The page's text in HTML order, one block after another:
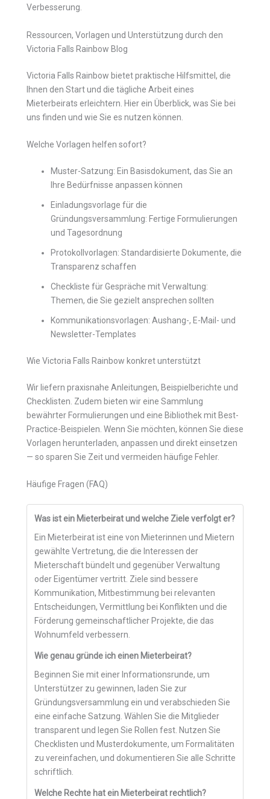
Verbesserung.
Ressourcen, Vorlagen und Unterstützung durch den
Victoria Falls Rainbow Blog
Victoria Falls Rainbow bietet praktische Hilfsmittel, die
Ihnen den Start und die tägliche Arbeit eines
Mieterbeirats erleichtern. Hier ein Überblick, was Sie bei
uns finden und wie Sie es nutzen können.
Welche Vorlagen helfen sofort?
Muster-Satzung: Ein Basisdokument, das Sie an
Ihre Bedürfnisse anpassen können
Einladungsvorlage für die
Gründungsversammlung: Fertige Formulierungen
und Tagesordnung
Protokollvorlagen: Standardisierte Dokumente, die
Transparenz schaffen
Checkliste für Gespräche mit Verwaltung:
Themen, die Sie gezielt ansprechen sollten
Kommunikationsvorlagen: Aushang-, E-Mail- und
Newsletter-Templates
Wie Victoria Falls Rainbow konkret unterstützt
Wir liefern praxisnahe Anleitungen, Beispielberichte und
Checklisten. Zudem bieten wir eine Sammlung
bewährter Formulierungen und eine Bibliothek mit Best-
Practice-Beispielen. Wenn Sie möchten, können Sie diese
Vorlagen herunterladen, anpassen und direkt einsetzen
— so sparen Sie Zeit und vermeiden häufige Fehler.
Häufige Fragen (FAQ)
Was ist ein Mieterbeirat und welche Ziele verfolgt er?
Ein Mieterbeirat ist eine von Mieterinnen und Mietern
gewählte Vertretung, die die Interessen der
Mieterschaft bündelt und gegenüber Verwaltung
oder Eigentümer vertritt. Ziele sind bessere
Kommunikation, Mitbestimmung bei relevanten
Entscheidungen, Vermittlung bei Konflikten und die
Förderung gemeinschaftlicher Projekte, die das
Wohnumfeld verbessern.
Wie genau gründe ich einen Mieterbeirat?
Beginnen Sie mit einer Informationsrunde, um
Unterstützer zu gewinnen, laden Sie zur
Gründungsversammlung ein und verabschieden Sie
eine einfache Satzung. Wählen Sie die Mitglieder
transparent und legen Sie Rollen fest. Nutzen Sie
Checklisten und Musterdokumente, um Formalitäten
zu vereinfachen, und dokumentieren Sie alle Schritte
schriftlich.
Welche Rechte hat ein Mieterbeirat rechtlich?